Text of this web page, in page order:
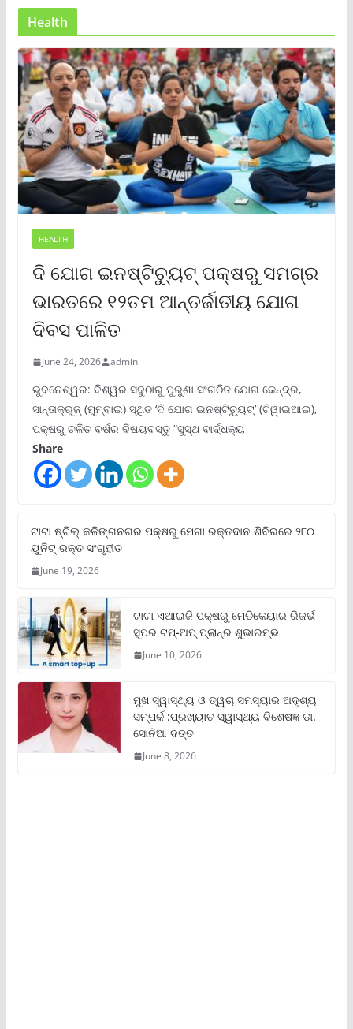
Health
HEALTH
ଦି ଯୋଗ ଇନଷ୍ଟିଚ୍ୟୁଟ୍ ପକ୍ଷରୁ ସମଗ୍ର
ଭାରତରେ ୧୨ତମ ଆନ୍ତର୍ଜାତୀୟ ଯୋଗ
ଦିବସ ପାଳିତ
June 24, 2026 admin
ଭୁବନେଶ୍ୱର: ବିଶ୍ୱର ସବୁଠାରୁ ପୁରୁଣା ସଂଗଠିତ ଯୋଗ କେନ୍ଦ୍ର,
ସାନ୍ତାକ୍ରୁଜ୍ (ମୁମ୍ବାଇ) ସ୍ଥିତ ‘ଦି ଯୋଗ ଇନଷ୍ଟିଚ୍ୟୁଟ୍‌’ (ଟିୱାଇଆଇ),
ପକ୍ଷରୁ ଚଳିତ ବର୍ଷର ବିଷୟବସ୍ତୁ “ସୁସ୍ଥ ବାର୍ଦ୍ଧକ୍ୟ
Share
ଟାଟା ଷ୍ଟିଲ୍‌ କଳିଙ୍ଗନଗର ପକ୍ଷରୁ ମେଗା ରକ୍ତଦାନ ଶିବିରରେ ୨୮୦
ୟୁନିଟ୍‌ ରକ୍ତ ସଂଗୃହୀତ
June 19, 2026
ଟାଟା ଏଆଇଜି ପକ୍ଷରୁ ମେଡିକେୟାର ରିଜର୍ଭ
ସୁପର ଟପ୍‌-ଅପ୍ ପ୍ଲାନ୍‌ର ଶୁଭାରମ୍ଭ
June 10, 2026
ମୁଖ ସ୍ୱାସ୍ଥ୍ୟ ଓ ତ୍ୱଚା ସମସ୍ୟାର ଅଦୃଶ୍ୟ
ସମ୍ପର୍କ :ପ୍ରଖ୍ୟାତ ସ୍ୱାସ୍ଥ୍ୟ ବିଶେଷଜ୍ଞ ଡା.
ସୋନିଆ ଦତ୍ତ
June 8, 2026